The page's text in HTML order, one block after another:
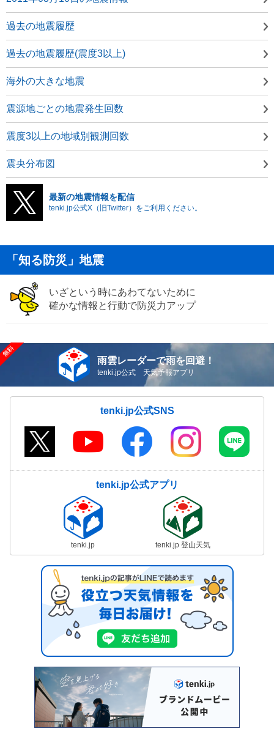
過去の地震履歴
過去の地震履歴(震度3以上)
海外の大きな地震
震源地ごとの地震発生回数
震度3以上の地域別観測回数
震央分布図
最新の地震情報を配信
tenki.jp公式X（旧Twitter）をご利用ください。
「知る防災」地震
いざという時にあわてないために
確かな情報と行動で防災力アップ
雨雲レーダーで雨を回避！
tenki.jp公式 天気予報アプリ
tenki.jp公式SNS
tenki.jp公式アプリ
tenki.jp tenki.jp 登山天気